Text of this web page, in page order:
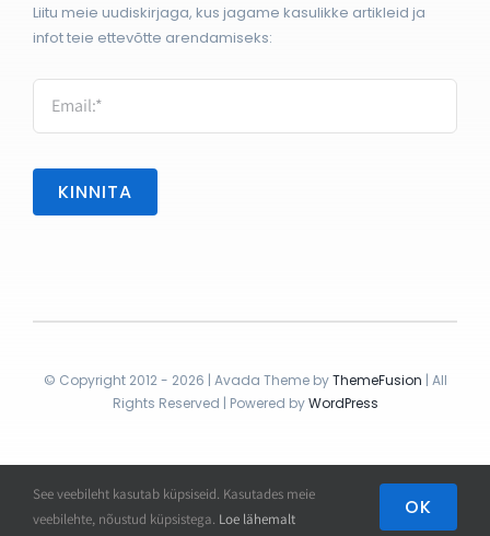
Liitu meie uudiskirjaga, kus jagame kasulikke artikleid ja
infot teie ettevõtte arendamiseks:
KINNITA
© Copyright 2012 - 2026 | Avada Theme byThemeFusion | All
Rights Reserved | Powered byWordPress
See veebileht kasutab küpsiseid. Kasutades meie
veebilehte, nõustud küpsistega. Loe lähemalt OK